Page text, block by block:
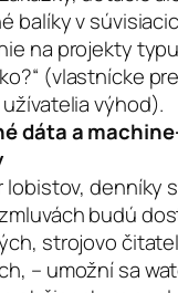
balíky v
na projekty
(vlastnícke
výhod).
dáta a
lobistov, denníky
budú
strojovo
– umožní sa